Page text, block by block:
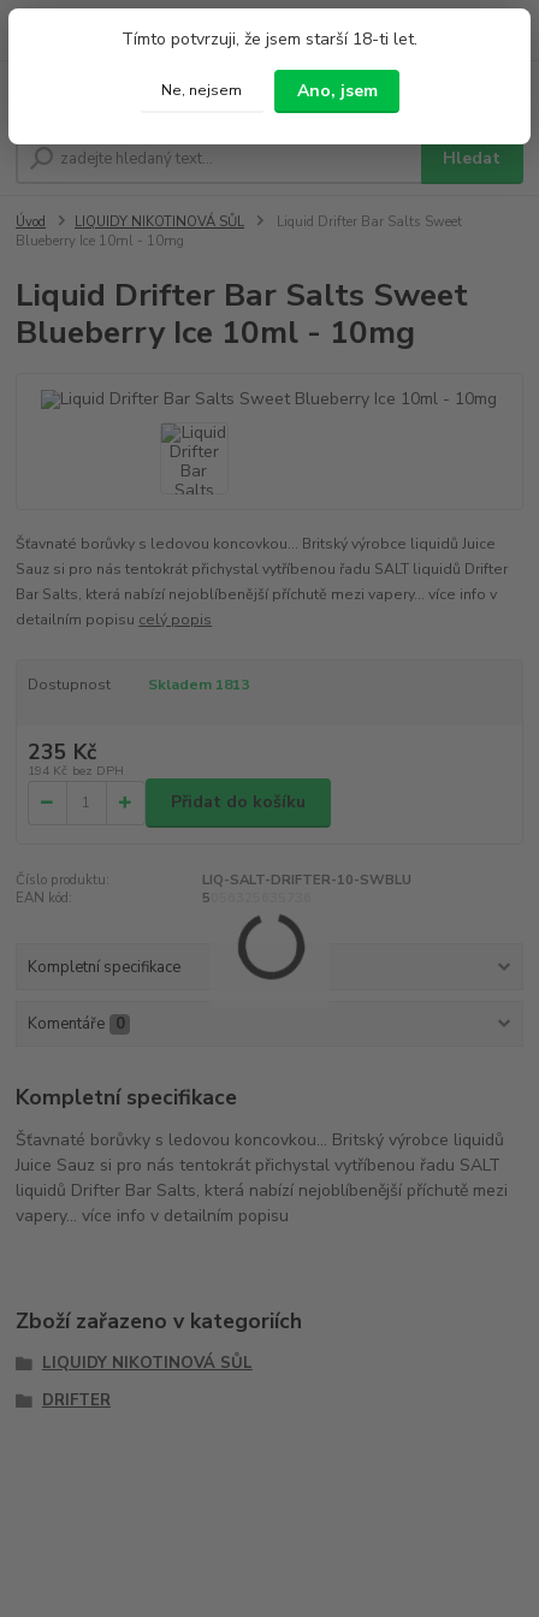
Tímto potvrzuji, že jsem starší 18-ti let.
Ne, nejsem Ano, jsem
Hledat
Po - Pá 9:00 - 19:00 So 9:00 - 14:00
Úvod LIQUIDY NIKOTINOVÁ SŮL
Liquid Drifter Bar Salts Sweet
Blueberry Ice 10ml - 10mg
Liquid Drifter Bar Salts Sweet
Blueberry Ice 10ml - 10mg
Šťavnaté borůvky s ledovou koncovkou... Britský výrobce liquidů Juice
Sauz si pro nás tentokrát přichystal vytříbenou řadu SALT liquidů Drifter
Bar Salts, která nabízí nejoblíbenější příchutě mezi vapery... více info v
detailním popisu celý popis
Dostupnost Skladem 1813
235 Kč
194 Kč bez DPH
Přidat do košíku
Číslo produktu:
LIQ-SALT-DRIFTER-10-SWBLU
EAN kód:
5056325635736
Kompletní specifikace
Komentáře 0
Kompletní specifikace
Šťavnaté borůvky s ledovou koncovkou... Britský výrobce liquidů
Juice Sauz si pro nás tentokrát přichystal vytříbenou řadu SALT
liquidů Drifter Bar Salts, která nabízí nejoblíbenější příchutě mezi
vapery... více info v detailním popisu
Zboží zařazeno v kategoriích
LIQUIDY NIKOTINOVÁ SŮL
DRIFTER